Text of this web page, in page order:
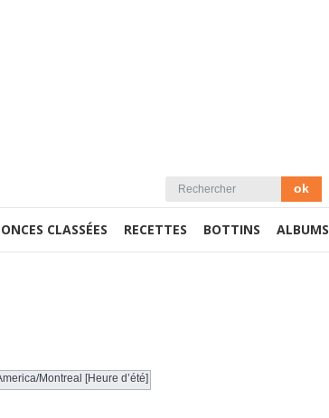
CLASSÉES RECETTES BOTTINS ALBUMS
Montreal [Heure d’été]